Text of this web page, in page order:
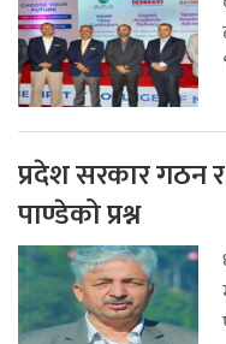
प्रदेश सरकार गठन
पाण्डेको प्रश्न